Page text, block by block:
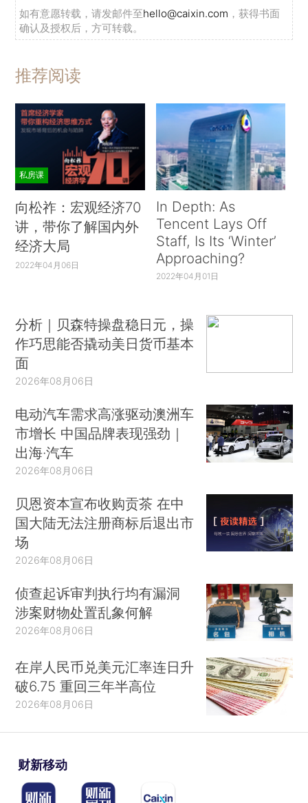
如有意愿转载，请发邮件至hello@caixin.com ，获得书面
确认及授权后，方可转载。
推荐阅读
私房课
向松祚：宏观经济70
讲，带你了解国内外
经济大局
2022年04月06日
In Depth: As
Tencent Lays Off
Staff, Is Its ‘Winter’
Approaching?
2022年04月01日
分析｜贝森特操盘稳日元，操
作巧思能否撬动美日货币基本
面
2026年08月06日
电动汽车需求高涨驱动澳洲车
市增长 中国品牌表现强劲｜
出海·汽车
2026年08月06日
贝恩资本宣布收购贡茶 在中
国大陆无法注册商标后退出市
场
2026年08月06日
侦查起诉审判执行均有漏洞
涉案财物处置乱象何解
2026年08月06日
在岸人民币兑美元汇率连日升
破6.75 重回三年半高位
2026年08月06日
财新移动